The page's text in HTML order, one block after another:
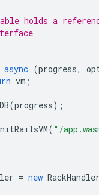
holds a
async (progress,
vm ;
(progress);
( "/
= new RackHandler